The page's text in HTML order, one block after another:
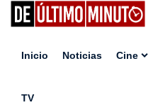
Inicio Noticias Cine
TV